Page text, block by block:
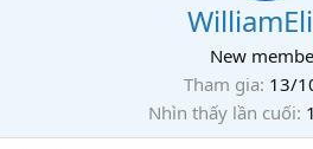
New
Tham gia 13/
Nhìn thấy lần cuối